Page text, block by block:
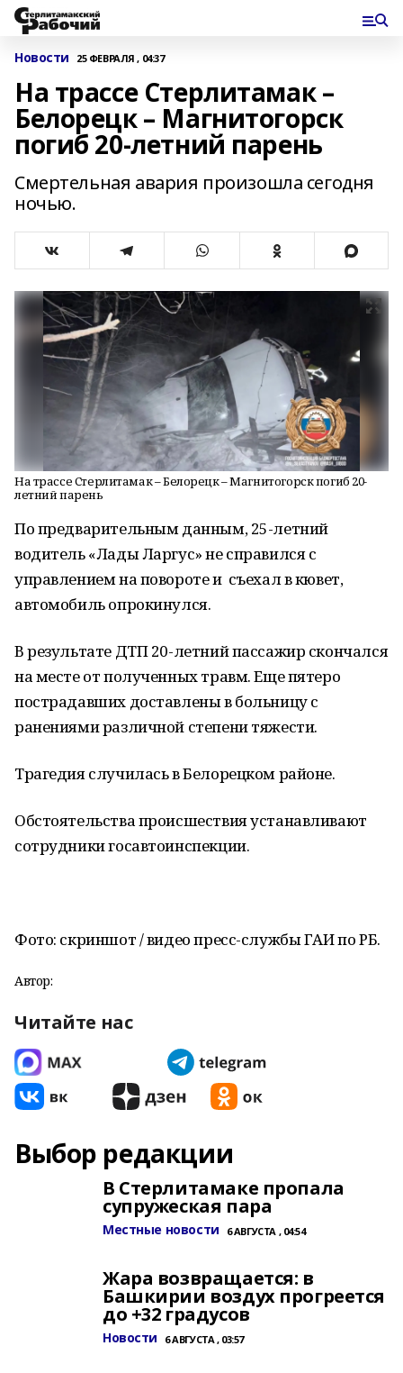
Новости 25 ФЕВРАЛЯ , 04:37
На трассе Стерлитамак –
Белорецк – Магнитогорск
погиб 20-летний парень
Смертельная авария произошла сегодня
ночью.
На трассе Стерлитамак – Белорецк – Магнитогорск погиб 20-
летний парень
По предварительным данным, 25-летний
водитель «Лады Ларгус» не справился с
управлением на повороте и съехал в кювет,
автомобиль опрокинулся.
В результате ДТП 20-летний пассажир скончался
на месте от полученных травм. Еще пятеро
пострадавших доставлены в больницу с
ранениями различной степени тяжести.
Трагедия случилась в Белорецком районе.
Обстоятельства происшествия устанавливают
сотрудники госавтоинспекции.
Фото: скриншот / видео пресс-службы ГАИ по РБ.
Автор:
Читайте нас
Выбор редакции
В Стерлитамаке пропала
супружеская пара
Местные новости 6 АВГУСТА , 04:54
Жара возвращается: в
Башкирии воздух прогреется
до +32 градусов
Новости 6 АВГУСТА , 03:57